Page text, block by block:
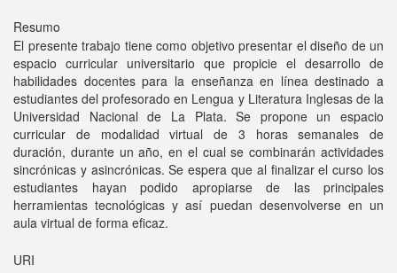
Resumo
El presente trabajo tiene como objetivo presentar el diseño de un
espacio curricular universitario que propicie el desarrollo de
habilidades docentes para la enseñanza en línea destinado a
estudiantes del profesorado en Lengua y Literatura Inglesas de la
Universidad Nacional de La Plata. Se propone un espacio
curricular de modalidad virtual de 3 horas semanales de
duración, durante un año, en el cual se combinarán actividades
sincrónicas y asincrónicas. Se espera que al finalizar el curso los
estudiantes hayan podido apropiarse de las principales
herramientas tecnológicas y así puedan desenvolverse en un
aula virtual de forma eficaz.
URI